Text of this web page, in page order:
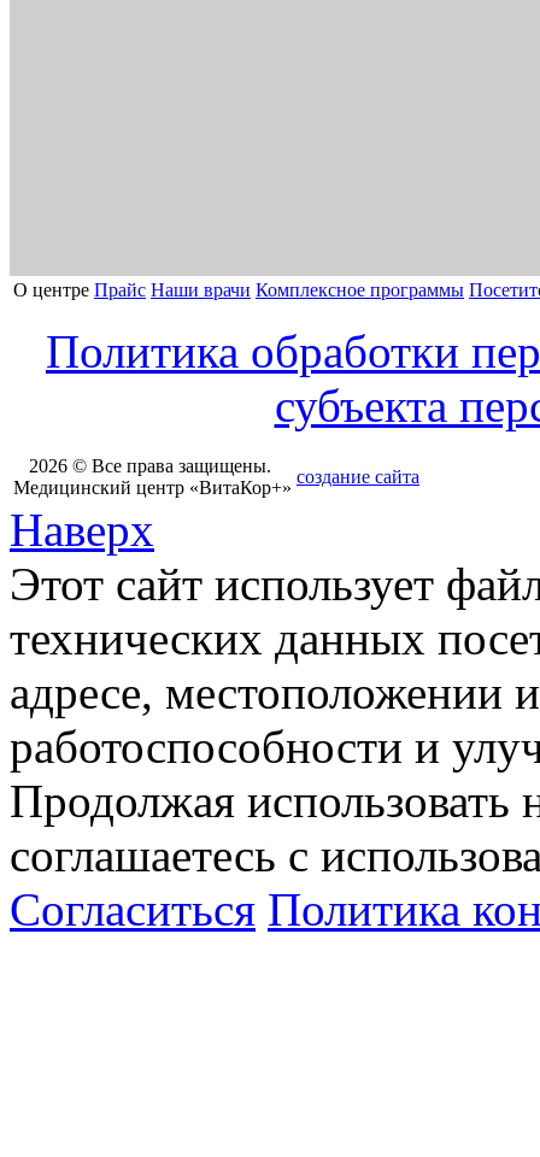
О центре Прайс Наши врачи Комплексное программы
Политика обработки
субъекта
2026 © Все права защищены.
Медицинский центр «ВитаКор+»
создание сайта
Наверх
Этот сайт использует
технических данных
адресе, местоположении
работоспособности и
Продолжая использовать
соглашаетесь с
Согласиться Политика